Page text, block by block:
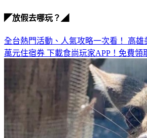
◤放假去哪玩？◢
全台熱門活動、人氣攻略一次看！ 高雄
萬元住宿券 下載食尚玩家APP！免費領